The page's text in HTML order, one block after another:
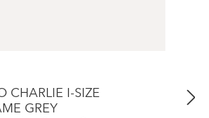
CHARLIE I-SIZE
GREY